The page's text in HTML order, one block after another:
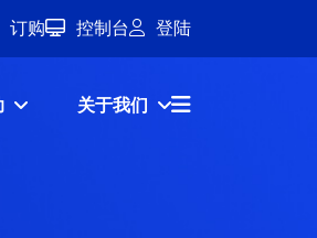
订购 控制台 登陆
关于我们